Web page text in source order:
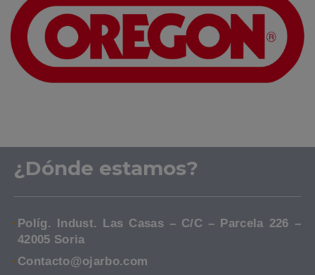
¿Dónde estamos?
Políg. Indust. Las Casas – C/C – Parcela 226 –
42005 Soria
Contacto@ojarbo.com